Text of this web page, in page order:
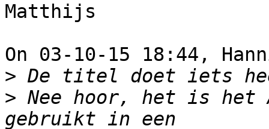
Matthijs
On 03-10-15 18:44,
>
> Nee hoor, het is het